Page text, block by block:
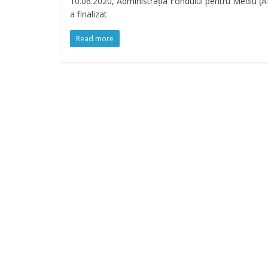
a finalizat
Read more